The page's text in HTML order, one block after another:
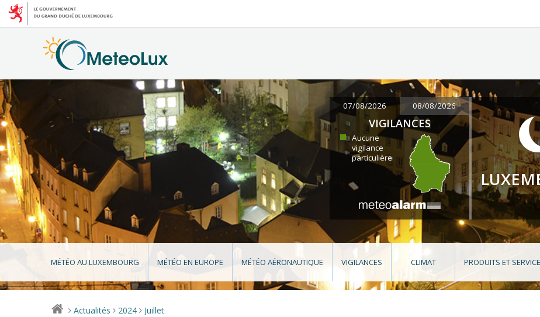
07/08/2026 08/08/2026
VIGILANCES
Aucune
vigilance
particulière
MÉTÉO AU LUXEMBOURG MÉTÉO EN EUROPE MÉTÉO AÉRONAUTIQUE VIGILANCES CLIMAT PRODUITS ET
> Actualités > 2024 > Juillet